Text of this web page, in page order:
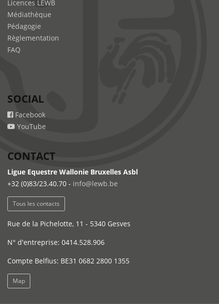
Licences LEWB
Médiathèque
Pédagogie
Règlementation
FAQ
SOCIAL
Facebook
YouTube
CONTACT
Ligue Equestre Wallonie Bruxelles Asbl
+32 (0)83/23.40.70 - info@lewb.be
Tous les contacts
Rue de la Pichelotte, 11 - 5340 Gesves
N° d'entreprise: 0414.528.906
Compte Belfius: BE31 0682 2800 1355
Map